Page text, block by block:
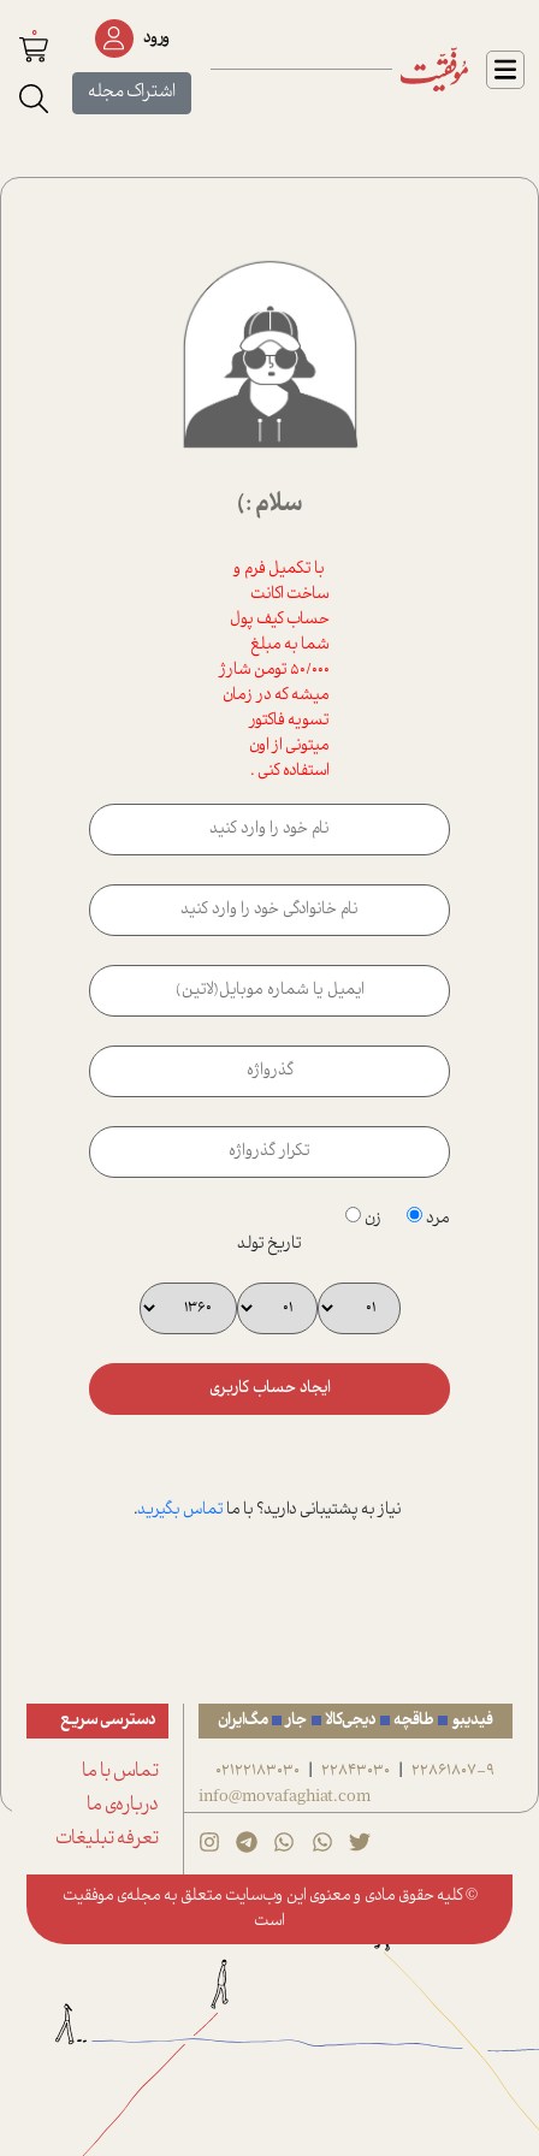
ورود
اشتراک مجله
0
سلام :)
با تکمیل فرم و
ساخت اکانت
حساب کیف پول
شما به مبلغ
50/000 تومن شارژ
میشه که در زمان
تسویه فاکتور
میتونی از اون
استفاده کنی .
مرد
زن
تاریخ تولد
ایجاد حساب کاربری
نیاز به پشتیبانی دارید؟ با ماتماس بگیرید.
فیدیبو طاقچه دیجی‌کالا جار مگ‌ایران
22861807-9
|
22843030
|
02122183030
info@movafaghiat.com
دسترسی سریع
تماس با ما
درباره‌ی ما
تعرفه تبلیغات
© کلیه حقوق مادی و معنوی این وب‌سایت متعلق به مجله‌ی موفقیت
است